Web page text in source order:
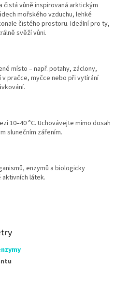
čistá vůně inspirovaná arktickým
mořského vzduchu, lehké
čistého prostoru. Ideální pro ty,
svěží vůni.
místo – např. potahy, záclony,
v pračce, myčce nebo při vytírání
10–40 °C. Uchovávejte mimo dosah
slunečním zářením.
enzymů a biologicky
látek.